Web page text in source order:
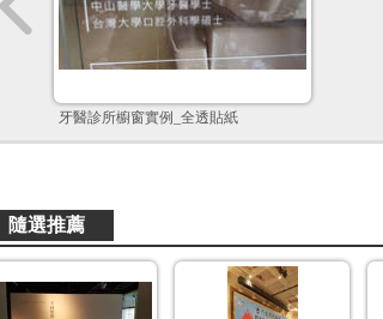
牙醫診所櫥窗實例_全透貼紙
隨選推薦